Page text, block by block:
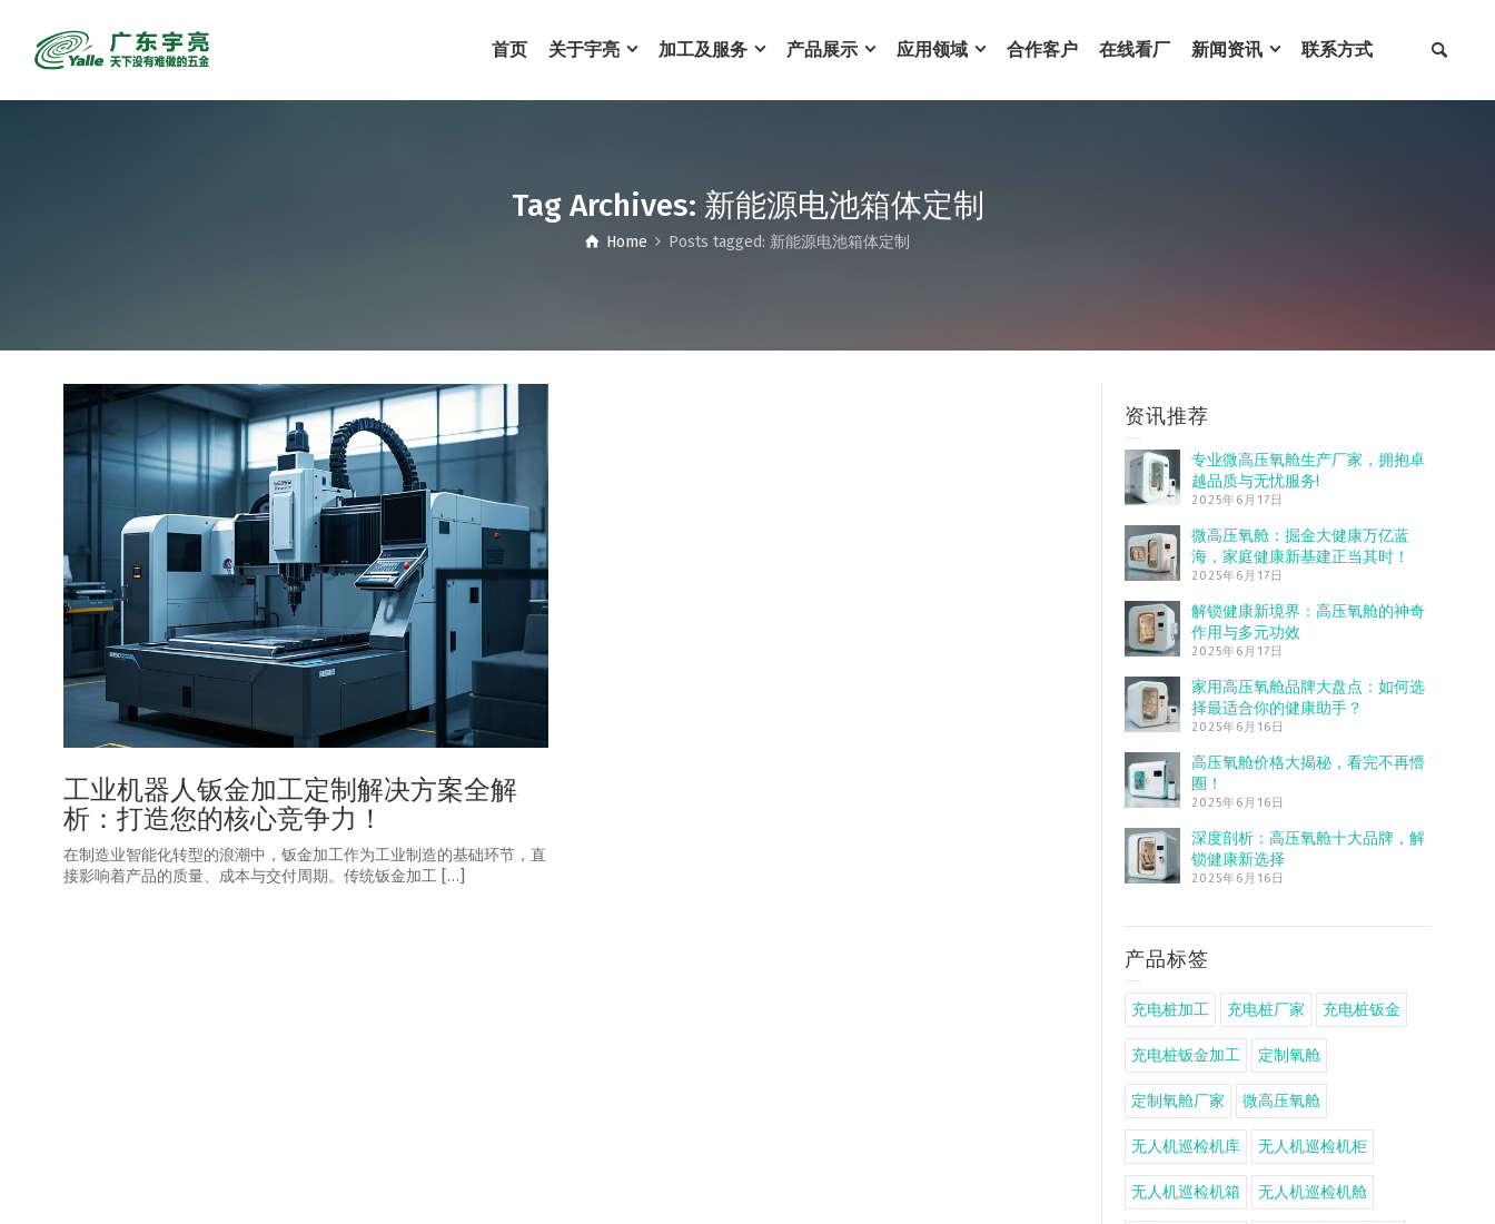
首页 关于宇亮 加工及服务 产品展示 应用领域 合作客户 在线看厂 新闻资讯 联系方式
Tag Archives: 新能源电池箱体定制
Home Posts tagged: 新能源电池箱体定制
工业机器人钣金加工定制解决方案全解
析：打造您的核心竞争力！
在制造业智能化转型的浪潮中，钣金加工作为工业制造的基础环节，直
接影响着产品的质量、成本与交付周期。传统钣金加工 […]
资讯推荐
专业微高压氧舱生产厂家，拥抱卓
越品质与无忧服务!
2025年6月17日
微高压氧舱：掘金大健康万亿蓝
海，家庭健康新基建正当其时！
2025年6月17日
解锁健康新境界：高压氧舱的神奇
作用与多元功效
2025年6月17日
家用高压氧舱品牌大盘点：如何选
择最适合你的健康助手？
2025年6月16日
高压氧舱价格大揭秘，看完不再懵
圈！
2025年6月16日
深度剖析：高压氧舱十大品牌，解
锁健康新选择
2025年6月16日
产品标签
充电桩加工 充电桩厂家 充电桩钣金
充电桩钣金加工 定制氧舱
定制氧舱厂家 微高压氧舱
无人机巡检机库 无人机巡检机柜
无人机巡检机箱 无人机巡检机舱